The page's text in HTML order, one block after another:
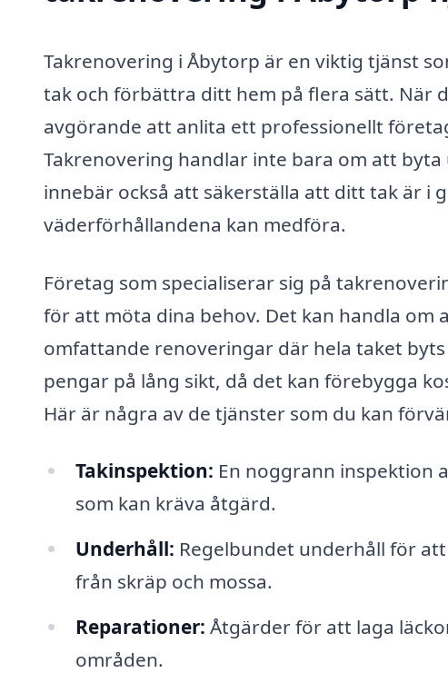
Takrenovering i Åbytorp är en viktig tjänst
tak och förbättra ditt hem på flera sätt. När
avgörande att anlita ett professionellt
Takrenovering handlar inte bara om att
innebär också att säkerställa att ditt tak är i
väderförhållandena kan medföra.
Företag som specialiserar sig på
för att möta dina behov. Det kan handla om
omfattande renoveringar där hela taket
pengar på lång sikt, då det kan förebygga
Här är några av de tjänster som du kan
Takinspektion: En noggrann inspektion
som kan kräva åtgärd.
Underhåll: Regelbundet underhåll för
från skräp och mossa.
Reparationer: Åtgärder för att laga
områden.